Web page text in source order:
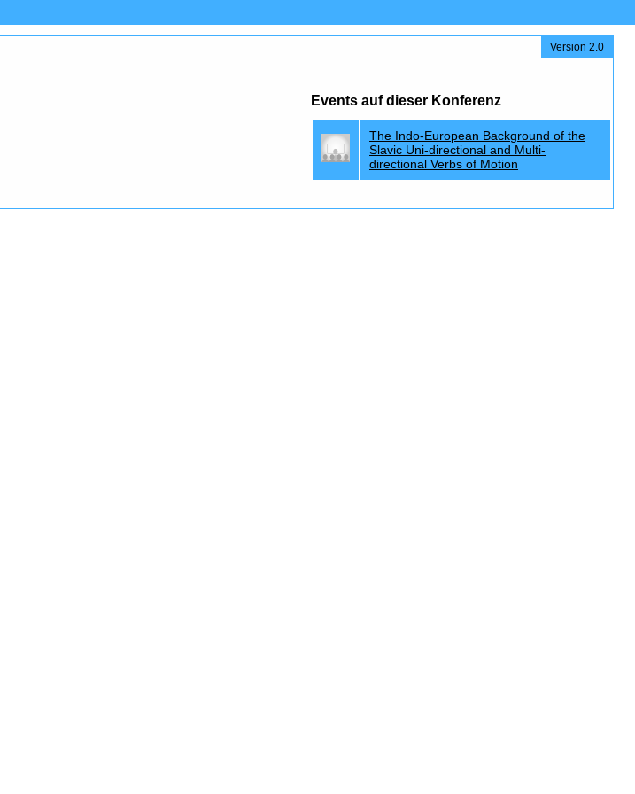
Version 2.0
Events auf dieser Konferenz
The Indo-European Background of the
Slavic Uni-directional and Multi-
directional Verbs of Motion